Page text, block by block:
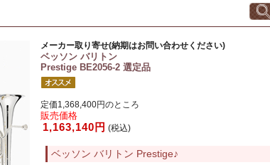
メーカー取り寄せ(納期はお問い合わせください)
ベッソン バリトン
Prestige BE2056-2 選定品
定価1,368,400円のところ
販売価格
1,163,140円 (税込)
ベッソン バリトン Prestige♪